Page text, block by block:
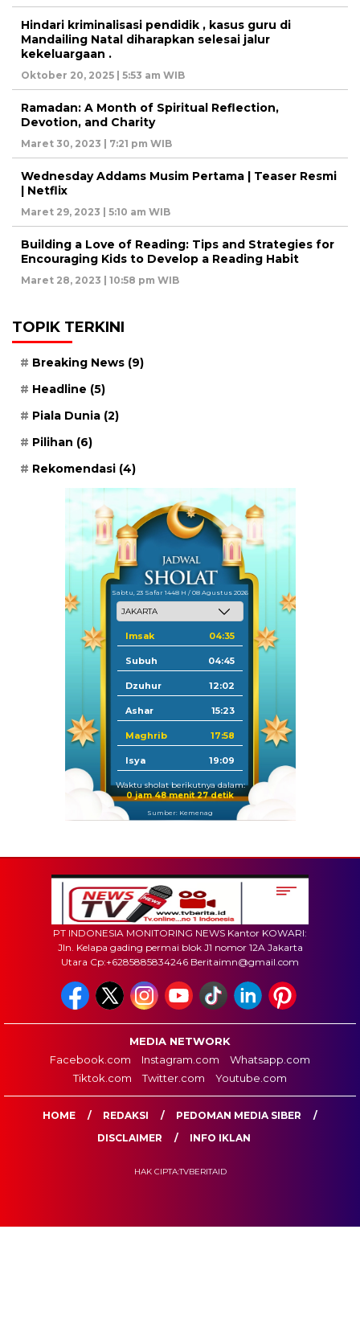
Hindari kriminalisasi pendidik , kasus guru di
Mandailing Natal diharapkan selesai jalur
kekeluargaan .
Oktober 20, 2025 | 5:53 am WIB
Ramadan: A Month of Spiritual Reflection,
Devotion, and Charity
Maret 30, 2023 | 7:21 pm WIB
Wednesday Addams Musim Pertama | Teaser Resmi
| Netflix
Maret 29, 2023 | 5:10 am WIB
Building a Love of Reading: Tips and Strategies for
Encouraging Kids to Develop a Reading Habit
Maret 28, 2023 | 10:58 pm WIB
TOPIK TERKINI
Breaking News (9)
Headline (5)
Piala Dunia (2)
Pilihan (6)
Rekomendasi (4)
Sabtu, 23 Safar 1448 H / 08 Agustus 2026
Imsak 04:35
Subuh 04:45
Dzuhur 12:02
Ashar 15:23
Maghrib 17:58
Isya 19:09
Waktu sholat berikutnya dalam:
0 jam 48 menit 27 detik
Sumber: Kemenag
PT INDONESIA MONITORING NEWS Kantor KOWARI:
Jln. Kelapa gading permai blok J1 nomor 12A Jakarta
Utara Cp:+6285885834246 Beritaimn@gmail.com
MEDIA NETWORK
Facebook.com
Instagram.com
Whatsapp.com
Tiktok.com
Twitter.com Youtube.com
HOME REDAKSI
PEDOMAN MEDIA SIBER
DISCLAIMER
INFO IKLAN
HAK CIPTA:TVBERITAID